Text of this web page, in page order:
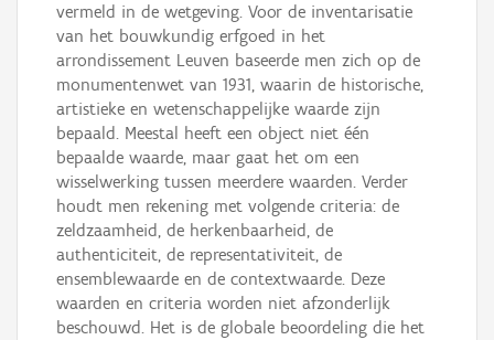
vermeld in de wetgeving. Voor de inventarisatie
van het bouwkundig erfgoed in het
arrondissement Leuven baseerde men zich op de
monumentenwet van 1931, waarin de historische,
artistieke en wetenschappelijke waarde zijn
bepaald. Meestal heeft een object niet één
bepaalde waarde, maar gaat het om een
wisselwerking tussen meerdere waarden. Verder
houdt men rekening met volgende criteria: de
zeldzaamheid, de herkenbaarheid, de
authenticiteit, de representativiteit, de
ensemblewaarde en de contextwaarde. Deze
waarden en criteria worden niet afzonderlijk
beschouwd. Het is de globale beoordeling die het